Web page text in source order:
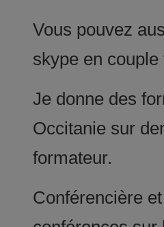
Vous pouvez
skype en couple
Je donne des
Occitanie sur
formateur.
Conférencière